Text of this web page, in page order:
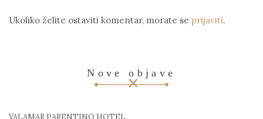
Ukoliko želite ostaviti komentar, morate se prijaviti.
Nove objave
VALAMAR PARENTINO HOTEL